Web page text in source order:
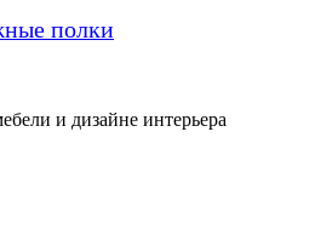
полки
и дизайне интерьера